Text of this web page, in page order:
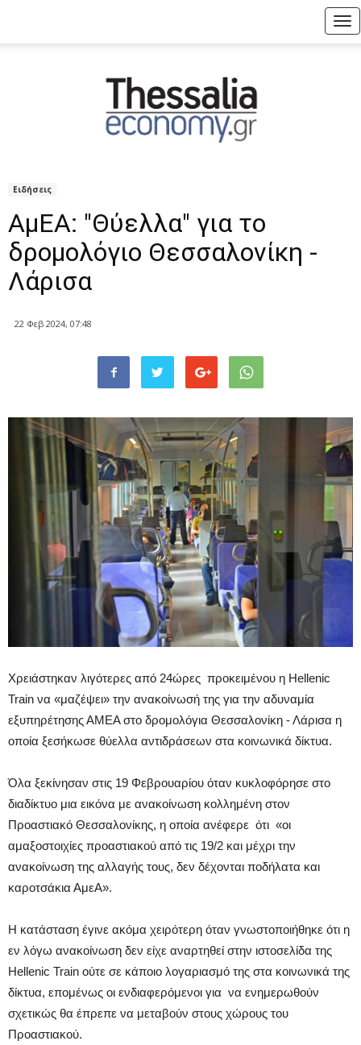
Ειδήσεις
ΑμΕΑ: "Θύελλα" για το
δρομολόγιο Θεσσαλονίκη -
Λάρισα
22 Φεβ 2024, 07:48
Χρειάστηκαν λιγότερες από 24ώρες προκειμένου η Hellenic
Train να «μαζέψει» την ανακοίνωσή της για την αδυναμία
εξυπηρέτησης ΑΜΕΑ στο δρομολόγια Θεσσαλονίκη - Λάρισα η
οποία ξεσήκωσε θύελλα αντιδράσεων στα κοινωνικά δίκτυα.
Όλα ξεκίνησαν στις 19 Φεβρουαρίου όταν κυκλοφόρησε στο
διαδίκτυο μια εικόνα με ανακοίνωση κολλημένη στον
Προαστιακό Θεσσαλονίκης, η οποία ανέφερε ότι «οι
αμαξοστοιχίες προαστιακού από τις 19/2 και μέχρι την
ανακοίνωση της αλλαγής τους, δεν δέχονται ποδήλατα και
καροτσάκια ΑμεΑ».
Η κατάσταση έγινε ακόμα χειρότερη όταν γνωστοποιήθηκε ότι η
εν λόγω ανακοίνωση δεν είχε αναρτηθεί στην ιστοσελίδα της
Hellenic Train ούτε σε κάποιο λογαριασμό της στα κοινωνικά της
δίκτυα, επομένως οι ενδιαφερόμενοι για να ενημερωθούν
σχετικώς θα έπρεπε να μεταβούν στους χώρους του
Προαστιακού.